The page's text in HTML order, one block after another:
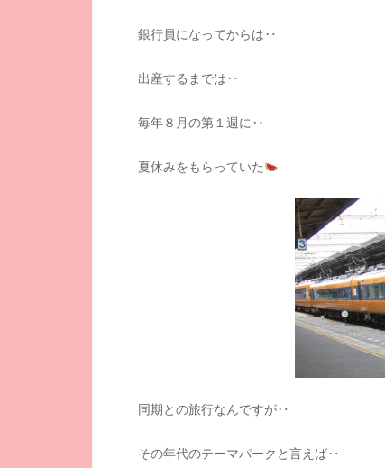
銀行員になってからは‥
出産するまでは‥
毎年８月の第１週に‥
夏休みをもらっていた
同期との旅行なんですが‥
その年代のテーマパークと言えば‥